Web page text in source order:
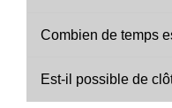
Combien de temps
Est-il possible de